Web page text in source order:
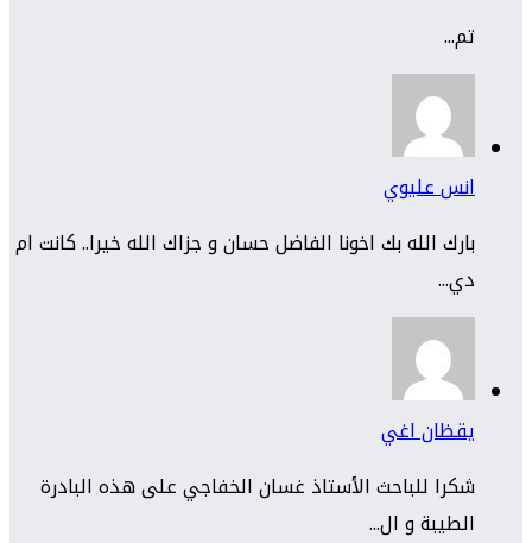
تم...
انس عليوي
بارك الله بك اخونا الفاضل حسان و جزاك الله خيرا.. كانت ام
دي...
يقظان اغي
شكرا للباحث الأستاذ غسان الخفاجي على هذه البادرة
الطيبة و ال...